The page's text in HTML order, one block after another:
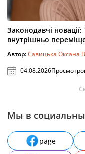
Законодавчі
внутрішньо
Автор:Савицька Оксана
04.08.2026
Мы в
page